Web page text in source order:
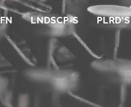
FN LNDSCP-S PLRD’S